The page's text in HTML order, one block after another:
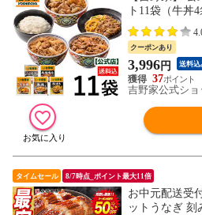
ト11袋（牛丼
・牛焼肉丼2
な方におすす
ん 仕送り
クーポンあり
3,996円 送料込
37
吉野家公式ショ
タイムセール 8/7時点_ポイント最大11倍
お中元配送受
ットうなぎ 刻